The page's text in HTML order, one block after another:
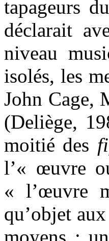
tapageurs
déclarait
niveau
isolés, les
John Cage,
(Deliège,
moitié des
l’« œuvre
« l’œuvre
qu’objet
moyens ;